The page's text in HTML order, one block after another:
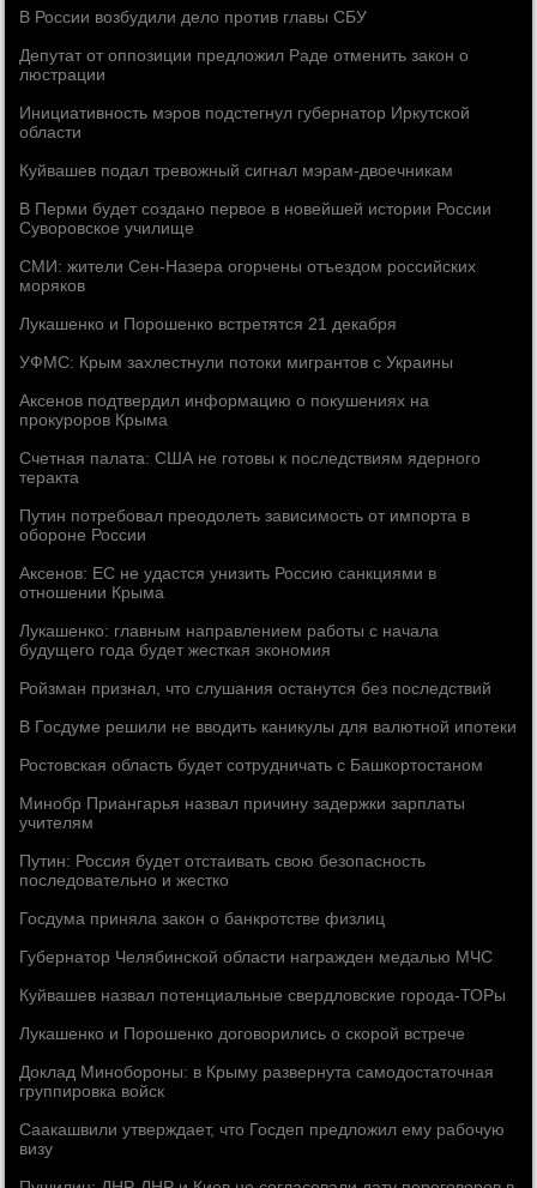
В России возбудили дело против главы СБУ
Депутат от оппозиции предложил Раде отменить закон о
люстрации
Инициативность мэров подстегнул губернатор Иркутской
области
Куйвашев подал тревожный сигнал мэрам-двоечникам
В Перми будет создано первое в новейшей истории России
Суворовское училище
СМИ: жители Сен-Назера огорчены отъездом российских
моряков
Лукашенко и Порошенко встретятся 21 декабря
УФМС: Крым захлестнули потоки мигрантов с Украины
Аксенов подтвердил информацию о покушениях на
прокуроров Крыма
Счетная палата: США не готовы к последствиям ядерного
теракта
Путин потребовал преодолеть зависимость от импорта в
обороне России
Аксенов: ЕС не удастся унизить Россию санкциями в
отношении Крыма
Лукашенко: главным направлением работы с начала
будущего года будет жесткая экономия
Ройзман признал, что слушания останутся без последствий
В Госдуме решили не вводить каникулы для валютной ипотеки
Ростовская область будет сотрудничать с Башкортостаном
Минобр Приангарья назвал причину задержки зарплаты
учителям
Путин: Россия будет отстаивать свою безопасность
последовательно и жестко
Госдума приняла закон о банкротстве физлиц
Губернатор Челябинской области награжден медалью МЧС
Куйвашев назвал потенциальные свердловские города-ТОРы
Лукашенко и Порошенко договорились о скорой встрече
Доклад Минобороны: в Крыму развернута самодостаточная
группировка войск
Саакашвили утверждает, что Госдеп предложил ему рабочую
визу